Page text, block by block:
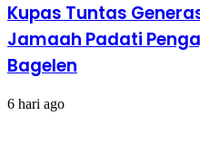
Kupas Tuntas
Jamaah Padati
Bagelen
6 hari ago